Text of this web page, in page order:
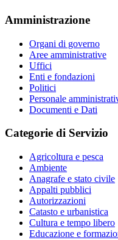
Amministrazione
Organi di governo
Aree amministrative
Uffici
Enti e fondazioni
Politici
Personale
Documenti e Dati
Categorie di Servizio
Agricoltura e pesca
Ambiente
Anagrafe e stato civile
Appalti pubblici
Autorizzazioni
Catasto e urbanistica
Cultura e tempo libero
Educazione e